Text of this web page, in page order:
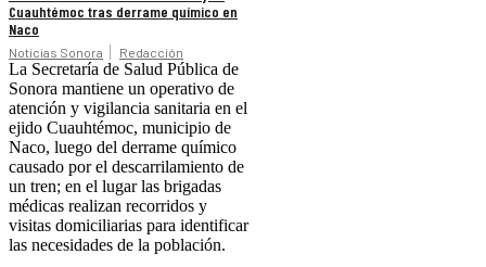
Cuauhtémoc tras derrame químico en
Naco
Noticias Sonora Redacción
La Secretaría de Salud Pública de
Sonora mantiene un operativo de
atención y vigilancia sanitaria en el
ejido Cuauhtémoc, municipio de
Naco, luego del derrame químico
causado por el descarrilamiento de
un tren; en el lugar las brigadas
médicas realizan recorridos y
visitas domiciliarias para identificar
las necesidades de la población.